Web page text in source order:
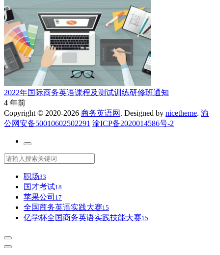
2022年国际商务英语课程及测试训练研修班通知
4 年前
Copyright © 2020-2026 商务英语网 . Designed by nicetheme. 渝
公网安备50010602502291 渝ICP备2020014586号-2
职场33
国才考试18
苹果公司 17
全国商务英语实践大赛15
亿学杯全国商务英语实践技能大赛15